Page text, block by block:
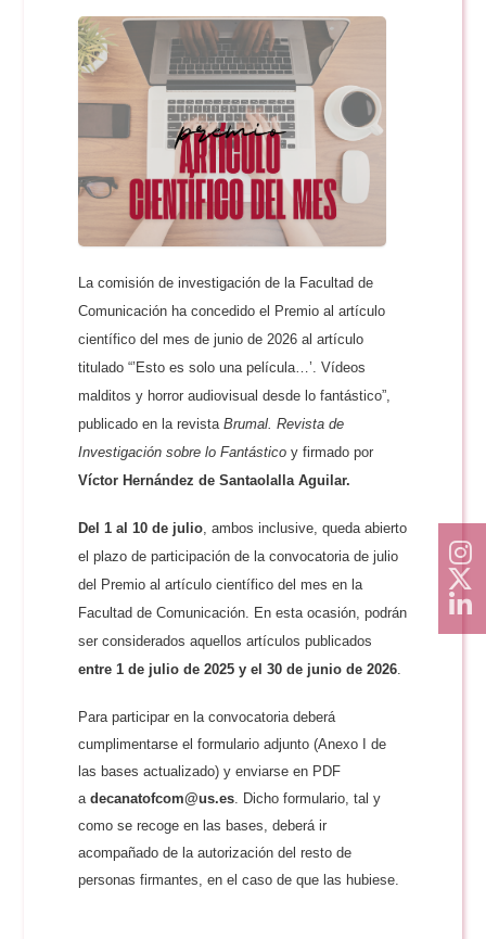
La comisión de investigación de la Facultad de
Comunicación ha concedido el Premio al artículo
científico del mes de junio de 2026 al artículo
titulado “’Esto es solo una película…’. Vídeos
malditos y horror audiovisual desde lo fantástico”,
publicado en la revistaBrumal. Revista de
Investigación sobre lo Fantásticoy firmado por
Víctor Hernández de Santaolalla Aguilar.
Del 1 al 10 de julio, ambos inclusive, queda abierto
el plazo de participación de la convocatoria de julio
del Premio al artículo científico del mes en la
Facultad de Comunicación. En esta ocasión, podrán
ser considerados aquellos artículos publicados
entre 1 de julio de 2025 y el 30 de junio de 2026.
Para participar en la convocatoria deberá
cumplimentarse el formulario adjunto (Anexo I de
las bases actualizado) y enviarse en PDF
adecanatofcom@us.es. Dicho formulario, tal y
como se recoge en las bases, deberá ir
acompañado de la autorización del resto de
personas firmantes, en el caso de que las hubiese.